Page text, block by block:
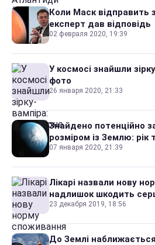
Коли Маск відправить
експерт дав відповідь
02 февраля 2020, 19:39
У космосі знайшли
фото
26 января 2020, 21:33
Знайдено потенційно
розміром із Землю: рік
07 января 2020, 21:39
Лікарі назвали нову
надлишок шкодить
23 декабря 2019, 18:56
До Землі